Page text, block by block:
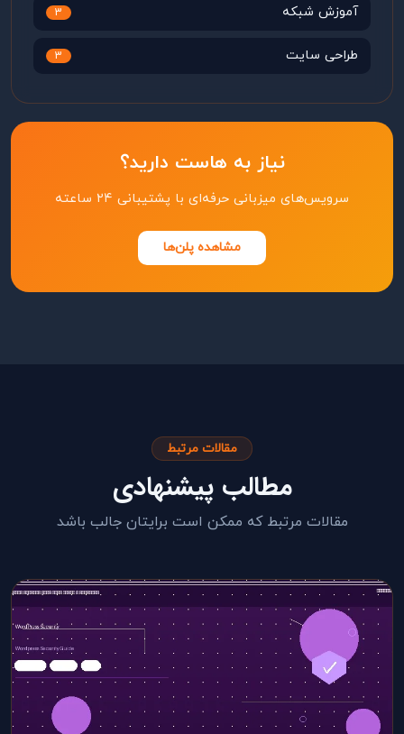
آموزش شبکه 3
طراحی سایت 3
نیاز به هاست دارید؟
سرویس‌های میزبانی حرفه‌ای با پشتیبانی ۲۴ ساعته
مشاهده پلن‌ها
مقالات مرتبط
مطالب پیشنهادی
مقالات مرتبط که ممکن است برایتان جالب باشد